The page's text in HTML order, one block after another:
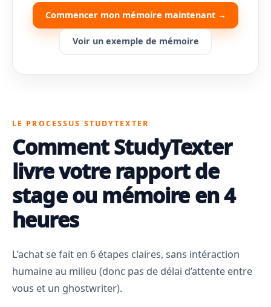
Commencer mon mémoire maintenant →
Voir un exemple de mémoire
LE PROCESSUS STUDYTEXTER
Comment StudyTexter
livre votre rapport de
stage ou mémoire en 4
heures
L’achat se fait en 6 étapes claires, sans intéraction
humaine au milieu (donc pas de délai d’attente entre
vous et un ghostwriter).